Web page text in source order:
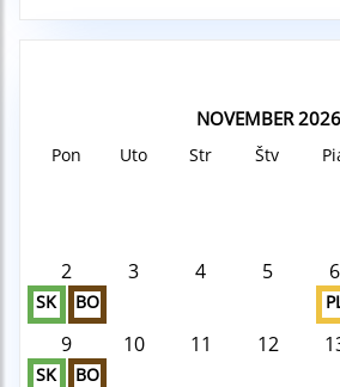
NOVEMBER 2026
Pon Uto Str Štv
2
SK BO
3 4 5 6
9
SK BO
10 11 12